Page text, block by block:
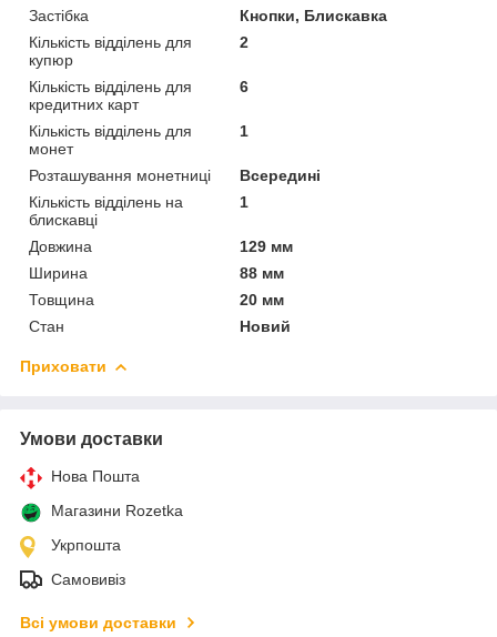
Застібка
Кнопки, Блискавка
Кількість відділень для
купюр
2
Кількість відділень для
кредитних карт
6
Кількість відділень для
монет
1
Розташування монетниці
Всередині
Кількість відділень на
блискавці
1
Довжина
129 мм
Ширина
88 мм
Товщина
20 мм
Стан
Новий
Приховати
Умови доставки
Нова Пошта
Магазини Rozetka
Укрпошта
Самовивіз
Всі умови доставки